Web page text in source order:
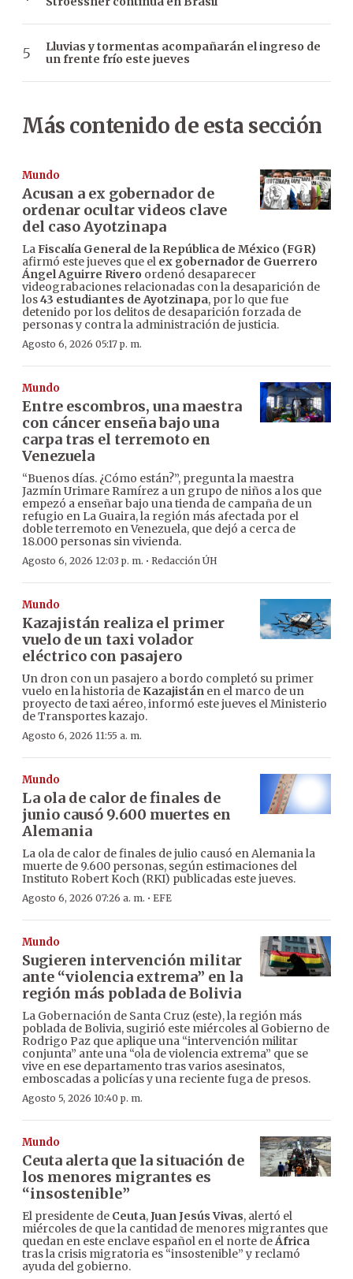
Lluvias y tormentas acompañarán el ingreso de
un frente frío este jueves
Más contenido de esta sección
Mundo
Acusan a ex gobernador de
ordenar ocultar videos clave
del caso Ayotzinapa
LaFiscalía General de la República de México (FGR)
afirmó este jueves que el ex gobernador de Guerrero
Ángel Aguirre Rivero ordenó desaparecer
videograbaciones relacionadas con la desaparición de
los43 estudiantes de Ayotzinapa, por lo que fue
detenido por los delitos de desaparición forzada de
personas y contra la administración de justicia.
Agosto 6, 2026 05:17 p. m.
Mundo
Entre escombros, una maestra
con cáncer enseña bajo una
carpa tras el terremoto en
Venezuela
“Buenos días. ¿Cómo están?”, pregunta la maestra
Jazmín Urimare Ramírez a un grupo de niños a los que
empezó a enseñar bajo una tienda de campaña de un
refugio en La Guaira, la región más afectada por el
doble terremoto en Venezuela, que dejó a cerca de
18.000 personas sin vivienda.
Agosto 6, 2026 12:03 p. m. · Redacción ÚH
Mundo
Kazajistán realiza el primer
vuelo de un taxi volador
eléctrico con pasajero
Un dron con un pasajero a bordo completó su primer
vuelo en la historia de Kazajistán en el marco de un
proyecto de taxi aéreo, informó este jueves el Ministerio
de Transportes kazajo.
Agosto 6, 2026 11:55 a. m.
Mundo
La ola de calor de finales de
junio causó 9.600 muertes en
Alemania
La ola de calor de finales de julio causó en Alemania la
muerte de 9.600 personas, según estimaciones del
Instituto Robert Koch (RKI) publicadas este jueves.
Agosto 6, 2026 07:26 a. m. · EFE
Mundo
Sugieren intervención militar
ante “violencia extrema” en la
región más poblada de Bolivia
La Gobernación de Santa Cruz (este), la región más
poblada de Bolivia, sugirió este miércoles al Gobierno de
Rodrigo Paz que aplique una “intervención militar
conjunta” ante una “ola de violencia extrema” que se
vive en ese departamento tras varios asesinatos,
emboscadas a policías y una reciente fuga de presos.
Agosto 5, 2026 10:40 p. m.
Mundo
Ceuta alerta que la situación de
los menores migrantes es
“insostenible”
El presidente de Ceuta,Juan Jesús Vivas, alertó el
miércoles de que la cantidad de menores migrantes que
quedan en este enclave español en el norte deÁfrica
tras la crisis migratoria es “insostenible” y reclamó
ayuda del gobierno.